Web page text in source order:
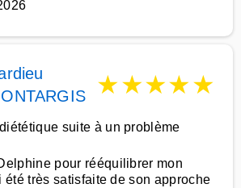
★★★★★
suite à un problème
pour rééquilibrer mon
très satisfaite de son approche